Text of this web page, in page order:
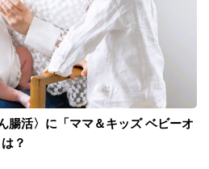
腸活〉に「ママ＆キッズ ベビーオ
？